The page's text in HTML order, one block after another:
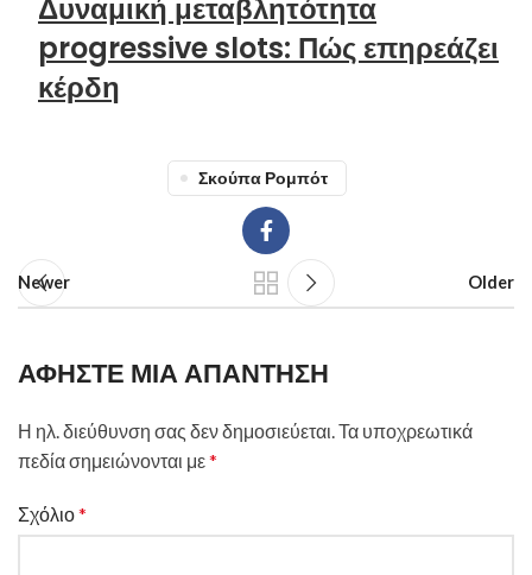
Δυναμική μεταβλητότητα
progressive slots: Πώς επηρεάζει
κέρδη
Σκούπα Ρομπότ
Newer Older
ΑΦΉΣΤΕ ΜΙΑ ΑΠΆΝΤΗΣΗ
Η ηλ. διεύθυνση σας δεν δημοσιεύεται.Τα υποχρεωτικά
πεδία σημειώνονται με*
Σχόλιο*